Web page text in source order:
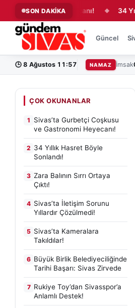
SON DAKİKA
Heyecanı! ◆ 34 Yıllık
Güncel
🕒 8 Ağustos 11:57 NAMAZ İmsak
ÇOK OKUNANLAR
1 Sivas’ta Gurbetçi Coşkusu
ve Gastronomi Heyecanı!
2 34 Yıllık Hasret Böyle
Sonlandı!
3 Zara Balının Sırrı Ortaya
Çıktı!
4 Sivas’ta İletişim Sorunu
Yıllardır Çözülmedi!
5 Sivas’ta Kameralara
Takıldılar!
6 Büyük Birlik Belediyeciliğinde
Tarihi Başarı: Sivas Zirvede
7 Rukiye Toy’dan Sivasspor’a
Anlamlı Destek!